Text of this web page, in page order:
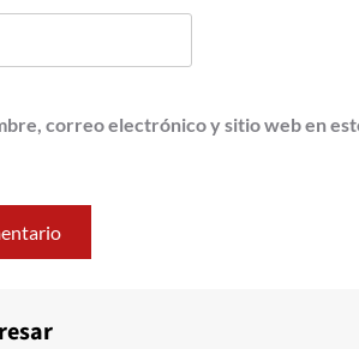
correo electrónico y sitio web en